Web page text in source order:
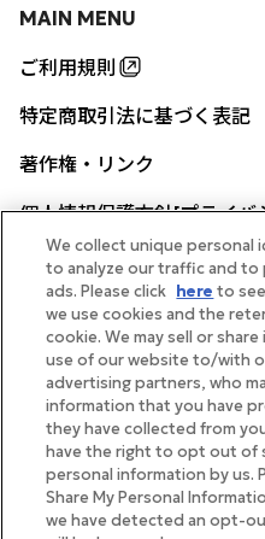
MAIN MENU
ご利用規則
特定商取引法に基づく表記
著作権・リンク
個人情報保護方針[プライバ
帝国ホテル
FOLLOW
We collect unique personal
to analyze our traffic and
ads. Please click here to
we use cookies and the
cookie. We may sell or
use of our website to/with
advertising partners, who
information that you have
they have collected from
have the right to opt out of
personal information by us.
Share My Personal
we have detected an opt-